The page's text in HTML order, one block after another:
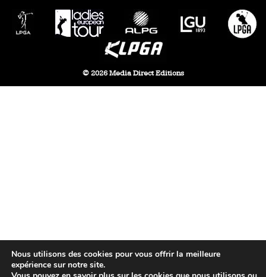
© 2026 Media Direct Editions
Nous utilisons des cookies pour vous offrir la meilleure
expérience sur notre site.